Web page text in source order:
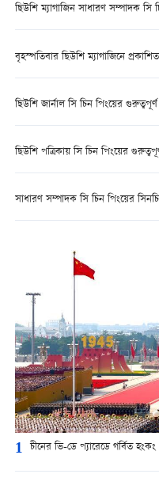
ছিউশি ম্যাগাজিন সাধারণ সম্পাদক সি
বৃহস্পতিবার ছিউশি ম্যাগাজিনে
ছিউশি জার্নাল সি চিন পিংয়ের গুরুত্বপূর্ণ
ছিউশি পত্রিকায় সি চিন পিংয়ের
সাধারণ সম্পাদক সি চিন পিংয়ের
1 চীনের ভি-ডে প্যারেডে গর্বিত